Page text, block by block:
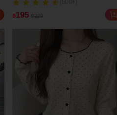
400+ ขายแล้ว
฿195